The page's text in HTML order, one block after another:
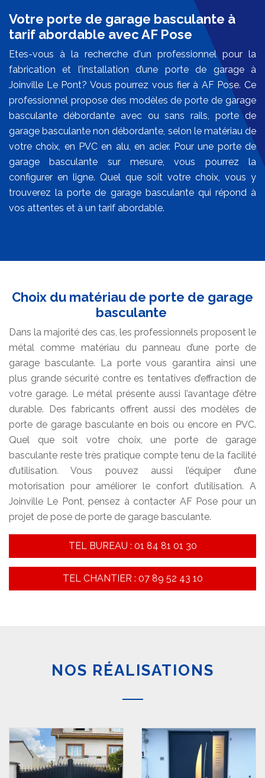
Votre porte de garage basculante à
tarif abordable avec AF Pose
Etes-vous à la recherche d'un professionnel pour la
fabrication et l’installation d’une porte de garage à
Joinville Le Pont? Vous pourrez vous fier à AF Pose. Ce
professionnel propose des modèles de porte de garage
basculante débordante avec ou sans rails, porte de
garage basculante non débordante, selon le matériau de
votre choix, en PVC en alu, en acier. Pour une porte de
garage basculante sur mesure, vous pourrez la
configurer en ligne. Quel que soit votre choix, vous y
trouverez la porte de garage basculante qui répond à
vos attentes et à un tarif abordable.
Choix du matériau de porte de garage
basculante
Dans la majorité des cas, les professionnels proposent le
métal comme matériau du panneau d’une porte de
garage basculante. La porte vous garantira ainsi une
plus grande sécurité contre es tentatives d’effraction de
votre garage. Le métal présente aussi l’avantage d’être
durable. Des fabricants offrent aussi des modèles de
porte de garage basculante en bois ou encore en PVC.
Quel que soit votre choix, une porte de garage
basculante reste très pratique compte tenu de la facilité
d’utilisation. Vous pouvez aussi l’équiper d’une
motorisation pour améliorer le confort d’utilisation. A
Joinville Le Pont, pensez à contacter AF Pose pour un
projet de pose de porte de garage basculante.
TEL BUREAU : 01 84 81 01 30
TEL CHANTIER : 07 89 52 43 10
NOS RÉALISATIONS